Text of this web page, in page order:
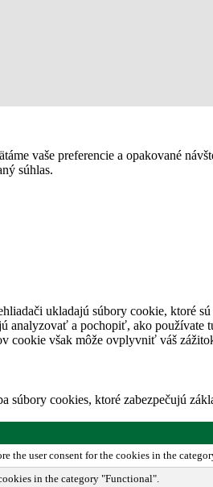
vaše preferencie a opakované
súhlas.
ukladajú súbory cookie, ktoré
analyzovať a pochopiť, ako používate
cookie však môže ovplyvniť váš
cookies, ktoré zabezpečujú
the user consent for the cookies in the
in the category "Functional".